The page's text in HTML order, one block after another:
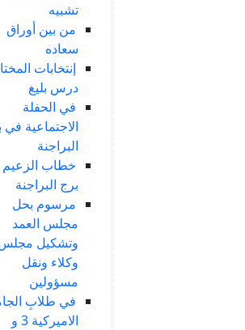
تشبيه
من بين أوراق
سعاده
إنتخابات
درس بليغ
في الحفلة
الاجتماعية في
البراجنة
خطاب
برج البراجنة
مرسوم بحل
مجلس العمد
وتشكيل
وكلاء ونقل
مسؤولين
في طلابِ
الاميركية 3 و